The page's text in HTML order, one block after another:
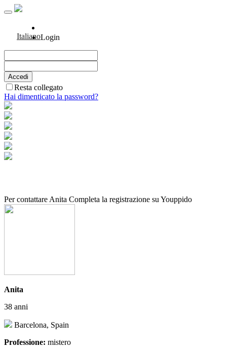
ItalianoLogin
Resta collegato
Hai dimenticato la password?
Per contattare Anita Completa la registrazione su Youppido
Anita
38 anni
Barcelona, Spain
Professione: mistero